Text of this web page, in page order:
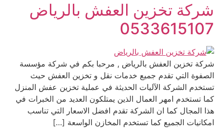
شركة تخزين العفش بالرياض
0533615107
شركة تخزين العفش بالرياض , مرحبا بكم في شركة مؤسسة
الصفوة التي تقدم جميع خدمات نقل و تخزين العفش حيث
تستخدم الشركة الآليات الحديثة في عملية تخزين عفش المنزل
كما تستخدم امهر العمال الذين يمتلكون العديد من الخبرات في
هذا المجال كما ان الشركة تقدم افضل الاسعار التي تناسب
امكانيات الجميع كما تستخدم المخازن الواسعة […]